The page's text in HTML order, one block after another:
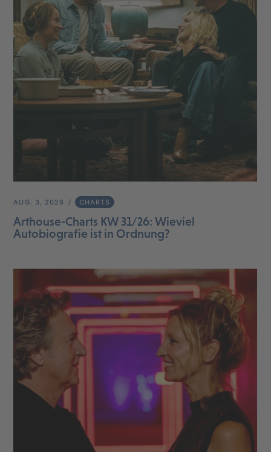
AUG. 3, 2026 CHARTS
Arthouse-Charts KW 31/26: Wieviel
Autobiografie ist in Ordnung?